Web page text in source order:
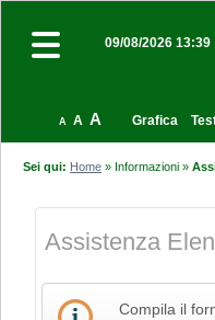
09/08/2026 13:39
A A A Grafica
Sei qui: Home » Informazioni »
Assistenza
Compila il